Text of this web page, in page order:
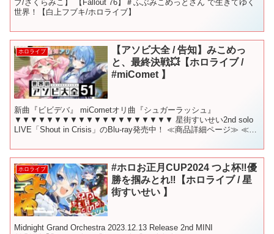
ブ/さくらみこ】 【Fallout 76】＃ふぶみこめっとさん で生きてゆく
世界！【白上フブキ/ホロライブ】
ホロライブ
【アソビ大全 / 告知】みこめっ
と、最終決戦💥【ホロライブ /
#miComet 】
新曲『ビビデバ』 miCometオリ曲『シュガーラッシュ』
▼▼▼▼▼▼▼▼▼▼▼▼▼▼▼▼▼▼▼▼ 星街すいせい2nd solo
LIVE「Shout in Crisis」のBlu-ray発売中！ ≪商品詳細ページ≫ ≪星
ホロライブ
#ホロお正月CUP2024 つよ杯‼優
勝を掴みとれ‼【ホロライブ / 星
街すいせい 】
Midnight Grand Orchestra 2023.12.13 Release 2nd MINI